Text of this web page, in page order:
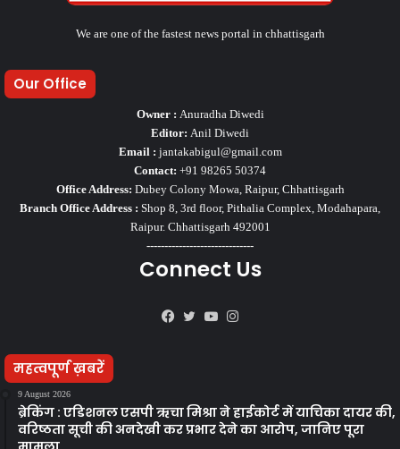
We are one of the fastest news portal in chhattisgarh
Our Office
Owner : Anuradha Diwedi
Editor: Anil Diwedi
Email : jantakabigul@gmail.com
Contact: +91 98265 50374
Office Address: Dubey Colony Mowa, Raipur, Chhattisgarh
Branch Office Address : Shop 8, 3rd floor, Pithalia Complex, Modahapara,
Raipur. Chhattisgarh 492001
------------------------------
Connect Us
Facebook
TwitterYouTube
महत्वपूर्ण ख़बरें
9 August 2026
ब्रेकिंग : एडिशनल एसपी ऋचा मिश्रा ने हाईकोर्ट में याचिका दायर की,
वरिष्ठता सूची की अनदेखी कर प्रभार देने का आरोप, जानिए पूरा